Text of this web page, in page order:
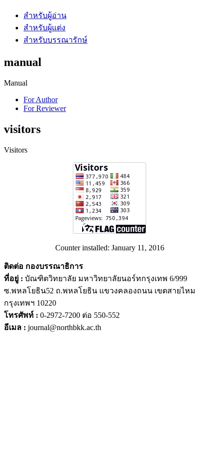
สำหรับผู้อ่าน
สำหรับผู้แต่ง
สำหรับบรรณารักษ์
manual
Manual
For Author
For Reviewer
visitors
Visitors
Counter installed: January 11, 2016
ติดต่อ กองบรรณาธิการ
ที่อยู่ : บัณฑิตวิทยาลัย มหาวิทยาลัยนอร์ทกรุงเทพ 6/999
ซ.พหลโยธิน52 ถ.พหลโยธิน แขวงคลองถนน เขตสายไหม
กรุงเทพฯ 10220
โทรศัพท์ : 0-2972-7200 ต่อ 550-552
อีเมล : journal@northbkk.ac.th